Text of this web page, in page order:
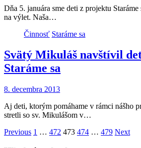
Dňa 5. januára sme deti z projektu Staráme
na výlet. Naša…
Činnosť Staráme sa
Svätý Mikuláš navštívil
Staráme sa
8. decembra 2013
Aj deti, ktorým pomáhame v rámci nášho
stretli so sv. Mikulášom v…
Stránkovanie
Previous 1 … 472 473 474 … 479 Next